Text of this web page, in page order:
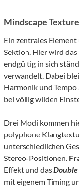
Mindscape
Ein zentrales
Sektion. Hier wird
endgültig in sich
verwandelt. Dabei
Harmonik und Tempo
bei völlig wilden
Drei Modi kommen
polyphone
unterschiedlichen
Stereo-Positionen.
Effekt und dasDouble
mit eigenem Timing